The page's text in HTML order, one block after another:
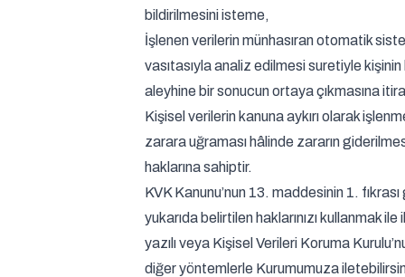
bildirilmesini isteme,
İşlenen verilerin münhasıran otomatik
vasıtasıyla analiz edilmesi suretiyle kişinin
aleyhine bir sonucun ortaya çıkmasına
Kişisel verilerin kanuna aykırı olarak
zarara uğraması hâlinde zararın
haklarına sahiptir.
KVK Kanunu’nun 13. maddesinin 1.
yukarıda belirtilen haklarınızı kullanmak
yazılı veya Kişisel Verileri Koruma
diğer yöntemlerle Kurumumuza